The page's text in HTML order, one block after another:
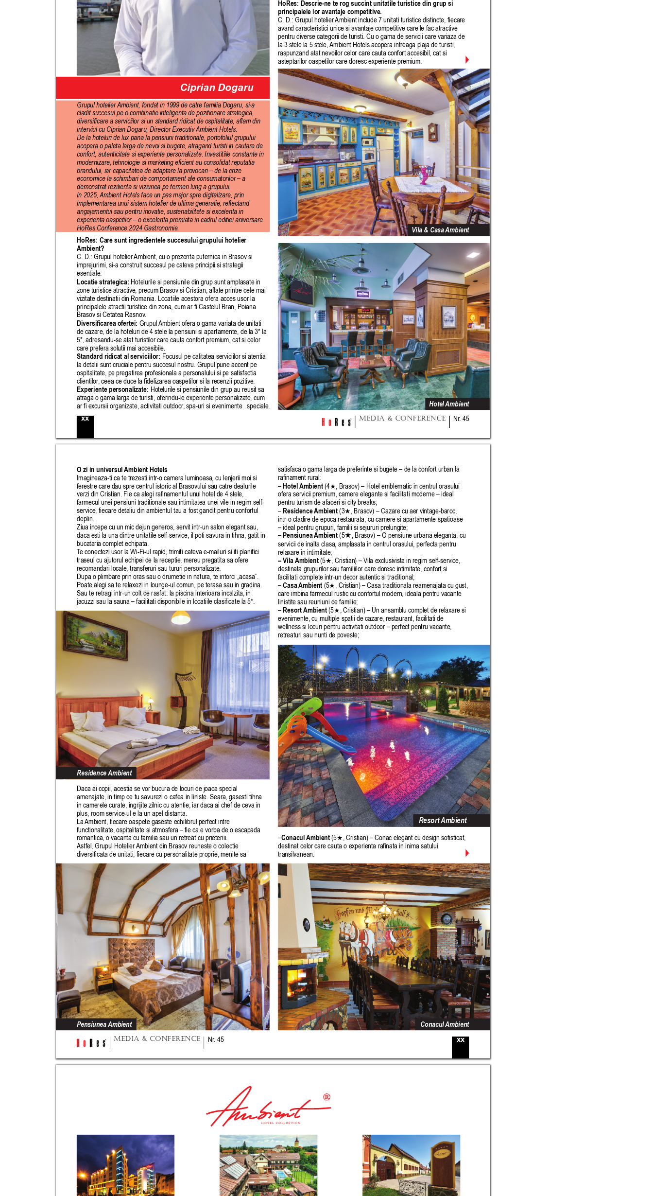
MEDIA & CONFERENCE Nr. 45
xx
Grupul hotelier Ambient, fondat in 1999 de catre familia Dogaru, si-a
cladit succesul pe o combinatie inteligenta de pozitionare strategica,
diversificare a serviciilor si un standard ridicat de ospitalitate, aflam din
interviul cu Ciprian Dogaru, Director Executiv Ambient Hotels.
De la hoteluri de lux pana la pensiuni traditionale, portofoliul grupului
acopera o paleta larga de nevoi si bugete, atragand turisti in cautare de
confort, autenticitate si experiente personalizate. Investitiile constante in
modernizare, tehnologie si marketing eficient au consolidat reputatia
brandului, iar capacitatea de adaptare la provocari – de la crize
economice la schimbari de comportament ale consumatorilor – a
demonstrat rezilienta si viziunea pe termen lung a grupului.
In 2025, Ambient Hotels face un pas major spre digitalizare, prin
implementarea unui sistem hotelier de ultima generatie, reflectand
angajamentul sau pentru inovatie, sustenabilitate si excelenta in
experienta oaspetilor – o excelenta premiata in cadrul editiei aniversare
HoRes Conference 2024 Gastronomie.
HoRes: Care sunt ingredientele succesului grupului hotelier
Ambient?
C. D.: Grupul hotelier Ambient, cu o prezenta puternica in Brasov si
imprejurimi, si-a construit succesul pe cateva principii si strategii
esentiale:
Locatie strategica: Hotelurile si pensiunile din grup sunt amplasate in
zone turistice atractive, precum Brasov si Cristian, aflate printre cele mai
vizitate destinatii din Romania. Locatiile acestora ofera acces usor la
principalele atractii turistice din zona, cum ar fi Castelul Bran, Poiana
Brasov si Cetatea Rasnov.
Diversificarea ofertei: Grupul Ambient ofera o gama variata de unitati
de cazare, de la hoteluri de 4 stele la pensiuni si apartamente, de la 3* la
5*, adresandu-se atat turistilor care cauta confort premium, cat si celor
care prefera solutii mai accesibile.
Standard ridicat al serviciilor: Focusul pe calitatea serviciilor si atentia
la detalii sunt cruciale pentru succesul nostru. Grupul pune accent pe
ospitalitate, pe pregatirea profesionala a personalului si pe satisfactia
clientilor, ceea ce duce la fidelizarea oaspetilor si la recenzii pozitive.
Experiente personalizate: Hotelurile si pensiunile din grup au reusit sa
atraga o gama larga de turisti, oferindu-le experiente personalizate, cum
ar fi excursii organizate, activitati outdoor, spa-uri si evenimente
Ciprian Dogaru
HoRes: Descrie-ne te rog succint unitatile turistice din grup si
principalele lor avantaje competitive.
C. D.: Grupul hotelier Ambient include 7 unitati turistice distincte, fiecare
avand caracteristici unice si avantaje competitive care le fac atractive
pentru diverse categorii de turisti. Cu o gama de servicii care variaza de
la 3 stele la 5 stele, Ambient Hotels acopera intreaga plaja de turisti,
raspunzand atat nevoilor celor care cauta confort accesibil, cat si
asteptarilor oaspetilor care doresc experiente premium.
Hotel Ambient
Vila & Casa Ambient
speciale.
MEDIA & CONFERENCE Nr. 45 xx
satisfaca o gama larga de preferinte si bugete – de la confort urban la
rafinament rural:
– Hotel Ambient (4★
, Brasov) – Hotel emblematic in centrul orasului
ofera servicii premium, camere elegante si facilitati moderne – ideal
pentru turism de afaceri si city breaks;
– Residence Ambient (3★
, Brasov) – Cazare cu aer vintage-baroc,
intr-o cladire de epoca restaurata, cu camere si apartamente spatioase
– ideal pentru grupuri, familii si sejururi prelungite;
– Pensiunea Ambient (5★ , Brasov) – O pensiune urbana eleganta, cu
servicii de inalta clasa, amplasata in centrul orasului, perfecta pentru
relaxare in intimitate;
– Vila Ambient (5★ , Cristian) – Vila exclusivista in regim self-service,
destinata grupurilor sau familiilor care doresc intimitate, confort si
facilitati complete intr-un decor autentic si traditional;
– Casa Ambient (5★ , Cristian) – Casa traditionala reamenajata cu gust,
care imbina farmecul rustic cu confortul modern, ideala pentru vacante
linistite sau reuniuni de familie;
– Resort Ambient (5★ , Cristian) – Un ansamblu complet de relaxare si
evenimente, cu multiple spatii de cazare, restaurant, facilitati de
wellness si locuri pentru activitati outdoor – perfect pentru vacante,
retreaturi sau nunti de poveste;
Resort Ambient
–Conacul Ambient (5★ , Cristian) – Conac elegant cu design sofisticat,
destinat celor care cauta o experienta rafinata in inima satului
transilvanean.
Conacul Ambient
Pensiunea Ambient
Residence Ambient
O zi in universul Ambient Hotels
Imagineaza-ti ca te trezesti intr-o camera luminoasa, cu lenjerii moi si
ferestre care dau spre centrul istoric al Brasovului sau catre dealurile
verzi din Cristian. Fie ca alegi rafinamentul unui hotel de 4 stele,
farmecul unei pensiuni traditionale sau intimitatea unei vile in regim self-
service, fiecare detaliu din ambientul tau a fost gandit pentru confortul
deplin.
Ziua incepe cu un mic dejun generos, servit intr-un salon elegant sau,
daca esti la una dintre unitatile self-service, il poti savura in tihna, gatit in
bucataria complet echipata.
Te conectezi usor la Wi-Fi-ul rapid, trimiti cateva e-mailuri si iti planifici
traseul cu ajutorul echipei de la receptie, mereu pregatita sa ofere
recomandari locale, transferuri sau tururi personalizate.
Dupa o plimbare prin oras sau o drumetie in natura, te intorci „acasa”.
Poate alegi sa te relaxezi in lounge-ul comun, pe terasa sau in gradina.
Sau te retragi intr-un colt de rasfat: la piscina interioara incalzita, in
jacuzzi sau la sauna – facilitati disponibile in locatiile clasificate la 5*.
Daca ai copii, acestia se vor bucura de locuri de joaca special
amenajate, in timp ce tu savurezi o cafea in liniste. Seara, gasesti tihna
in camerele curate, ingrijite zilnic cu atentie, iar daca ai chef de ceva in
plus, room service-ul e la un apel distanta.
La Ambient, fiecare oaspete gaseste echilibrul perfect intre
functionalitate, ospitalitate si atmosfera – fie ca e vorba de o escapada
romantica, o vacanta cu familia sau un retreat cu prietenii.
Astfel, Grupul Hotelier Ambient din Brasov reuneste o colectie
diversificata de unitati, fiecare cu personalitate proprie, menite sa